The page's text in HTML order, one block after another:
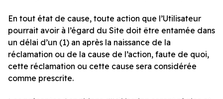
En tout état de cause, toute action que l’Utilisateur
pourrait avoir à l’égard du Site doit être entamée dans
un délai d’un (1) an après la naissance de la
réclamation ou de la cause de l’action, faute de quoi,
cette réclamation ou cette cause sera considérée
comme prescrite.